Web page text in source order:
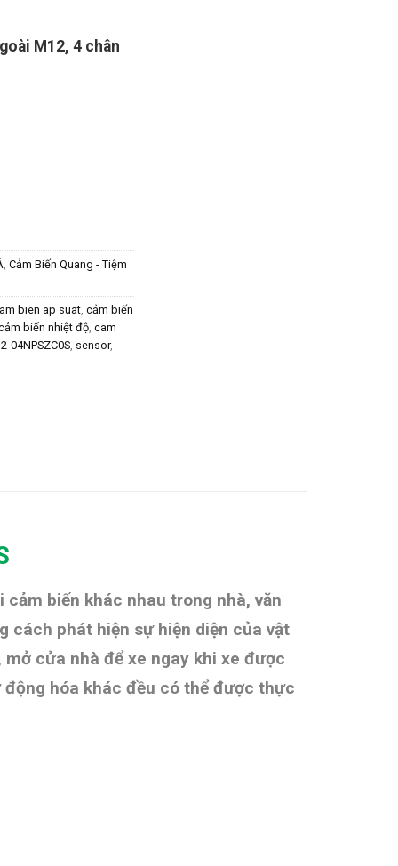
M12, 4 chân
Cảm Biến Quang - Tiệm
bien ap suat cảm biến
biến nhiệt độ cam
04NPSZC0S sensor,
biến khác nhau trong nhà, văn
cách phát hiện sự hiện diện của vật
cửa nhà để xe ngay khi xe được
động hóa khác đều có thể được thực